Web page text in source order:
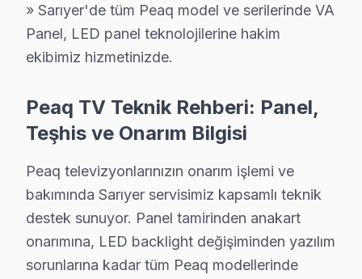
Peaq Servis Yaklaşımımız
Modern tasarım anlayışı ilkeleri doğrultusunda bu
Peaq TV Onarım Süreci
2. Termal kamera, osiloskop, ESR ölçer ile elektronik
3. Arıza kaynağı tespit edilir: panel mi, anakart mı, güç
4. Yazılı fiyat teklifi sunulur; onay olmadan işlem
5. Orijinal veya OEM eşdeğer Peaq parça ile onarım
6. Tüm fonksiyonlar kapsamlı test edilir; garanti
bu cihaz görüntüleme sistemi Bakım Tavsiyeleri
Peaq televizyon paneli'ler için en yaygın kullanıcı
» Sarıyer'de tüm Peaq model ve serilerinde VA
Panel, LED panel teknolojilerine hakim
ekibimiz hizmetinizde.
Peaq TV Teknik Rehberi: Panel,
Teşhis ve Onarım Bilgisi
Peaq televizyonlarınızın onarım işlemi ve
bakımında Sarıyer servisimiz kapsamlı teknik
destek sunuyor. Panel tamirinden anakart
onarımına, LED backlight değişiminden yazılım
sorunlarına kadar tüm Peaq modellerinde